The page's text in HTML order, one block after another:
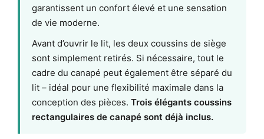
garantissent un confort élevé et une sensation
de vie moderne.
Avant d’ouvrir le lit, les deux coussins de siège
sont simplement retirés. Si nécessaire, tout le
cadre du canapé peut également être séparé du
lit – idéal pour une flexibilité maximale dans la
conception des pièces. Trois élégants coussins
rectangulaires de canapé sont déjà inclus.